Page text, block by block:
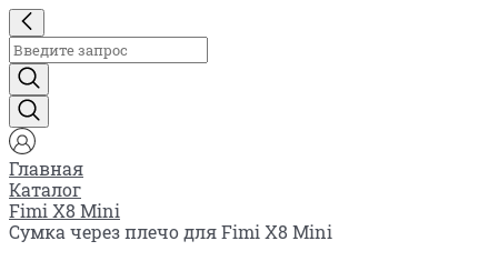
Главная
Каталог
Fimi X8 Mini
Сумка через плечо для Fimi X8 Mini